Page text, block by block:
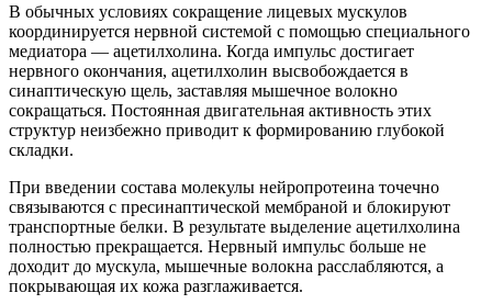
В обычных условиях сокращение лицевых мускулов
координируется нервной системой с помощью специального
медиатора — ацетилхолина. Когда импульс достигает
нервного окончания, ацетилхолин высвобождается в
синаптическую щель, заставляя мышечное волокно
сокращаться. Постоянная двигательная активность этих
структур неизбежно приводит к формированию глубокой
складки.
При введении состава молекулы нейропротеина точечно
связываются с пресинаптической мембраной и блокируют
транспортные белки. В результате выделение ацетилхолина
полностью прекращается. Нервный импульс больше не
доходит до мускула, мышечные волокна расслабляются, а
покрывающая их кожа разглаживается.